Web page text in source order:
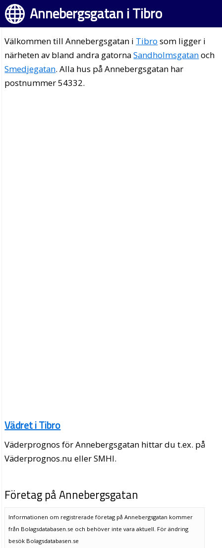
Annebergsgatan i Tibro
Välkommen till Annebergsgatan i Tibro som ligger i
närheten av bland andra gatornaSandholmsgatanoch
Smedjegatan. Alla hus på Annebergsgatan har
postnummer 54332.
Vädret i Tibro
Väderprognos för Annebergsgatan hittar du t.ex. på
Väderprognos.nu eller SMHI.
Företag på Annebergsgatan
Informationen om registrerade företag på Annebergsgatan kommer
från Bolagsdatabasen.se och behöver inte vara aktuell. För ändring
besök Bolagsdatabasen.se